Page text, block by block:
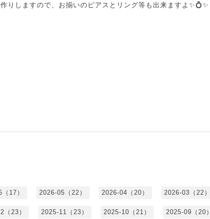
りしますので、お揃いのピアスとリング等も出来ますよ✨💍✨
17） 2026-05（22） 2026-04（20） 2026-03（22）
（23） 2025-11（23） 2025-10（21） 2025-09（20）